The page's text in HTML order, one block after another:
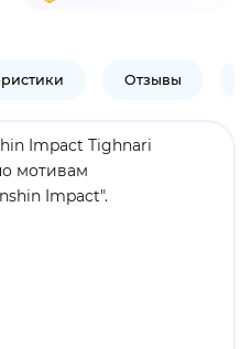
Отзывы
Impact Tighnari
мотивам
Impact".
лицензированный